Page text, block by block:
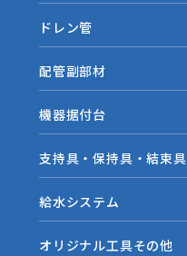
ドレン管
配管副部材
機器据付台
支持具・保持具・結束具
給水システム
オリジナル工具その他